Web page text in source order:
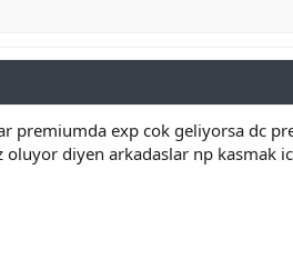
premiumda exp cok geliyorsa dc
oluyor diyen arkadaslar np kasmak